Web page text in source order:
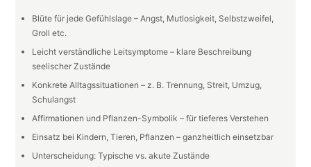
Blüte für jede Gefühlslage – Angst, Mutlosigkeit, Selbstzweifel,
Groll etc.
Leicht verständliche Leitsymptome – klare Beschreibung
seelischer Zustände
Konkrete Alltagssituationen – z. B. Trennung, Streit, Umzug,
Schulangst
Affirmationen und Pflanzen-Symbolik – für tieferes Verstehen
Einsatz bei Kindern, Tieren, Pflanzen – ganzheitlich einsetzbar
Unterscheidung: Typische vs. akute Zustände